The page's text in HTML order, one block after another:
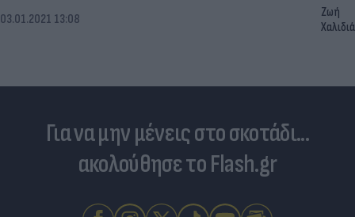
03.01.2021 13:08
Ζωή
Χαλιδιά
Για να μην μένεις στο σκοτάδι...
ακολούθησε το Flash.gr